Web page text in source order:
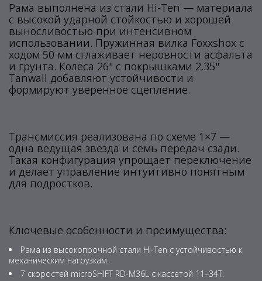
Рама выполнена из стали Hi-Ten — материала
с высокой ударной стойкостью и хорошей
выносливостью при интенсивном
использовании. Пружинная вилка Foxxshox с
ходом 50 мм сглаживает неровности асфальта
и грунта. Колёса 26" с покрышками 2.35"
Tanwall добавляют устойчивости и
формируют уверенное сцепление.
Трансмиссия реализована по схеме 1×7 —
одна ведущая звезда и семь передач сзади.
Такая конфигурация упрощает переключение
и делает управление интуитивно понятным
для подростков.
Ключевые особенности и преимущества:
Рама из высокопрочной стали Hi-Ten с устойчивостью к
механическим нагрузкам.
7 скоростей microSHIFT RD-M36L с кассетой 11–34T.